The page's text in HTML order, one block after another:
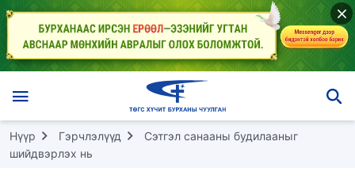
Нүүр Гэрчлэлүүд
Сэтгэл санааны будилааныг
шийдвэрлэх нь